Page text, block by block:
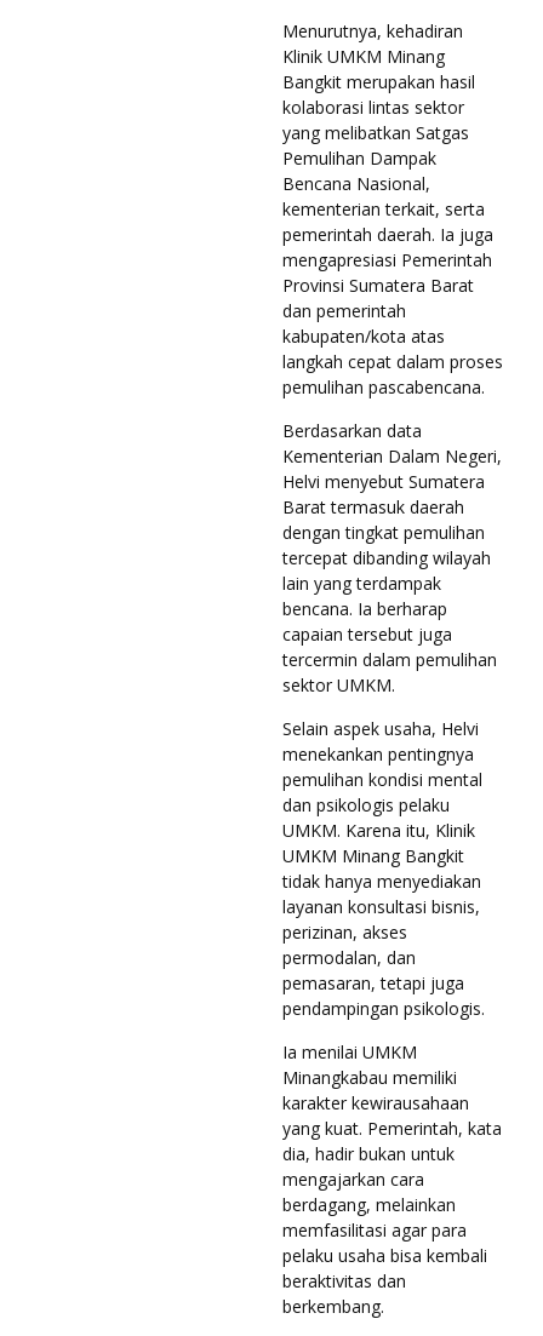
Menurutnya, kehadiran
Klinik UMKM Minang
Bangkit merupakan hasil
kolaborasi lintas sektor
yang melibatkan Satgas
Pemulihan Dampak
Bencana Nasional,
kementerian terkait, serta
pemerintah daerah. Ia juga
mengapresiasi Pemerintah
Provinsi Sumatera Barat
dan pemerintah
kabupaten/kota atas
langkah cepat dalam proses
pemulihan pascabencana.
Berdasarkan data
Kementerian Dalam Negeri,
Helvi menyebut Sumatera
Barat termasuk daerah
dengan tingkat pemulihan
tercepat dibanding wilayah
lain yang terdampak
bencana. Ia berharap
capaian tersebut juga
tercermin dalam pemulihan
sektor UMKM.
Selain aspek usaha, Helvi
menekankan pentingnya
pemulihan kondisi mental
dan psikologis pelaku
UMKM. Karena itu, Klinik
UMKM Minang Bangkit
tidak hanya menyediakan
layanan konsultasi bisnis,
perizinan, akses
permodalan, dan
pemasaran, tetapi juga
pendampingan psikologis.
Ia menilai UMKM
Minangkabau memiliki
karakter kewirausahaan
yang kuat. Pemerintah, kata
dia, hadir bukan untuk
mengajarkan cara
berdagang, melainkan
memfasilitasi agar para
pelaku usaha bisa kembali
beraktivitas dan
berkembang.